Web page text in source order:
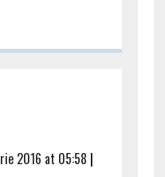
2016 at 05:58 |